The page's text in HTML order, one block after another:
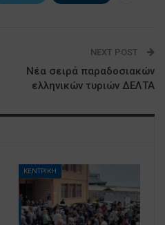
NEXT POST
Nέα σειρά παραδοσιακών
ελληνικών τυριών ΔΕΛΤΑ
ΚΕΝΤΡΙΚΗ